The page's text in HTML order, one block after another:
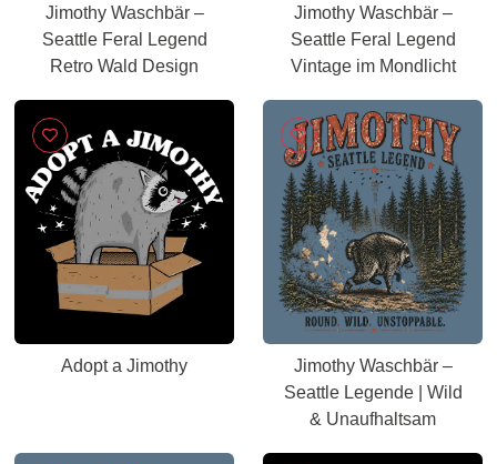
Jimothy Waschbär –
Seattle Feral Legend
Retro Wald Design
Jimothy Waschbär –
Seattle Feral Legend
Vintage im Mondlicht
Adopt a Jimothy
Jimothy Waschbär –
Seattle Legende | Wild
& Unaufhaltsam